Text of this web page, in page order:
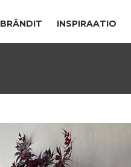
BRÄNDIT INSPIRAATIO